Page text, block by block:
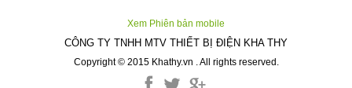
Xem Phiên bản mobile
CÔNG TY TNHH MTV THIẾT BỊ ĐIỆN KHA THY
Copyright © 2015 Khathy.vn . All rights reserved.